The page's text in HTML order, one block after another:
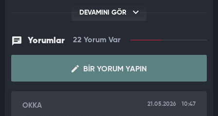
bir kadın aktivistin "Özgür Filistin" diye bağırdığı, İsrail
kameraya yansıyor. Bu sırada aşırı sağcı Ben-Gvir'in "İşte böyle
Ben-Gvir'in aktivistlerin bulunduğu yerde İsrail bayrağı
salladığı, "Çok yaşa İsrail" diye bağırarak onları tahrik etmeye
paylaştığı görüntülerde, aktivistler limanda elleri kelepçeli
DEVAMINI GÖR
Yorumlar 22 Yorum Var
BIR YORUM YAPIN
OKKA 21.05.2026 10:47